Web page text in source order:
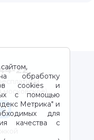
обработку
cookies и
с помощью
Метрика" и
для
качества с
22